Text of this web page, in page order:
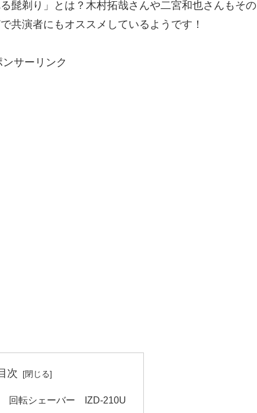
髭剃り」とは？木村拓哉さんや二宮和也さんもその
共演者にもオススメしているようです！
ンサーリンク
次
転シェーバー IZD-210U